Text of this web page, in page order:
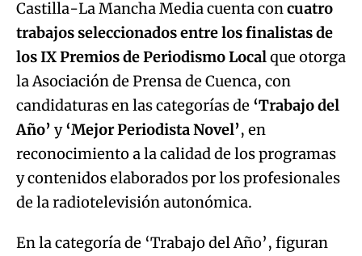
Castilla-La Mancha Media cuenta concuatro
trabajos seleccionados entre los finalistas de
los IX Premios de Periodismo Localque otorga
la Asociación de Prensa de Cuenca, con
candidaturas en las categorías de ‘Trabajo del
Año’ y‘Mejor Periodista Novel’, en
reconocimiento a la calidad de los programas
y contenidos elaborados por los profesionales
de la radiotelevisión autonómica.
En la categoría de ‘Trabajo del Año’, figuran